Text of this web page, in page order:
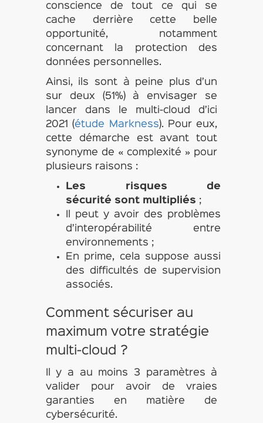
conscience de tout ce qui se
cache derrière cette belle
opportunité, notamment
concernant la protection des
données personnelles.
Ainsi, ils sont à peine plus d’un
sur deux (51%) à envisager se
lancer dans le multi-cloud d’ici
2021 (étude Markness). Pour eux,
cette démarche est avant tout
synonyme de « complexité » pour
plusieurs raisons :
Les risques de
sécurité sont multipliés ;
Il peut y avoir des problèmes
d’interopérabilité entre
environnements ;
En prime, cela suppose aussi
des difficultés de supervision
associés.
Comment sécuriser au
maximum votre stratégie
multi-cloud ?
Il y a au moins 3 paramètres à
valider pour avoir de vraies
garanties en matière de
cybersécurité.